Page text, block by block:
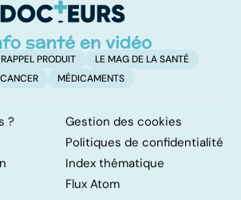
RAPPEL PRODUIT
LE MAG DE LA SANTÉ
CANCER
MÉDICAMENTS
?
Gestion des cookies
Politiques de confidentialité
Index thématique
Flux Atom